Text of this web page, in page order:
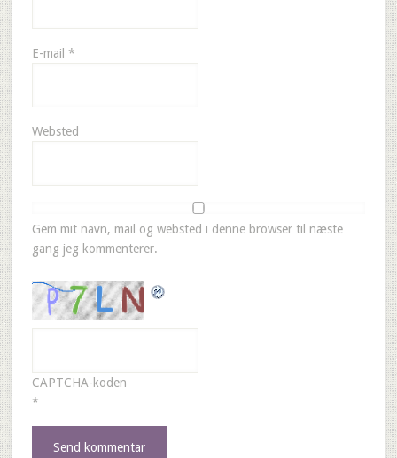
E-mail *
Websted
Gem mit navn, mail og websted i denne browser til næste
gang jeg kommenterer.
CAPTCHA-koden
*